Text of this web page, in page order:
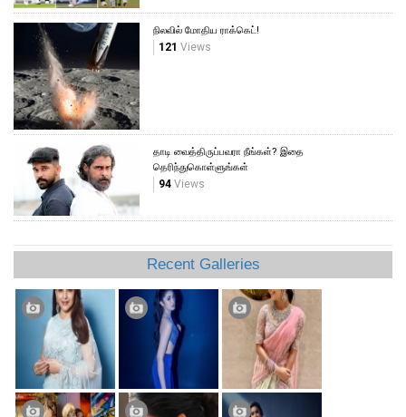
நிலவில் மோதிய ராக்கெட்!
121 Views
தாடி வைத்திருப்பவரா நீங்கள்? இதை
தெரிந்துகொள்ளுங்கள்
94 Views
Recent Galleries